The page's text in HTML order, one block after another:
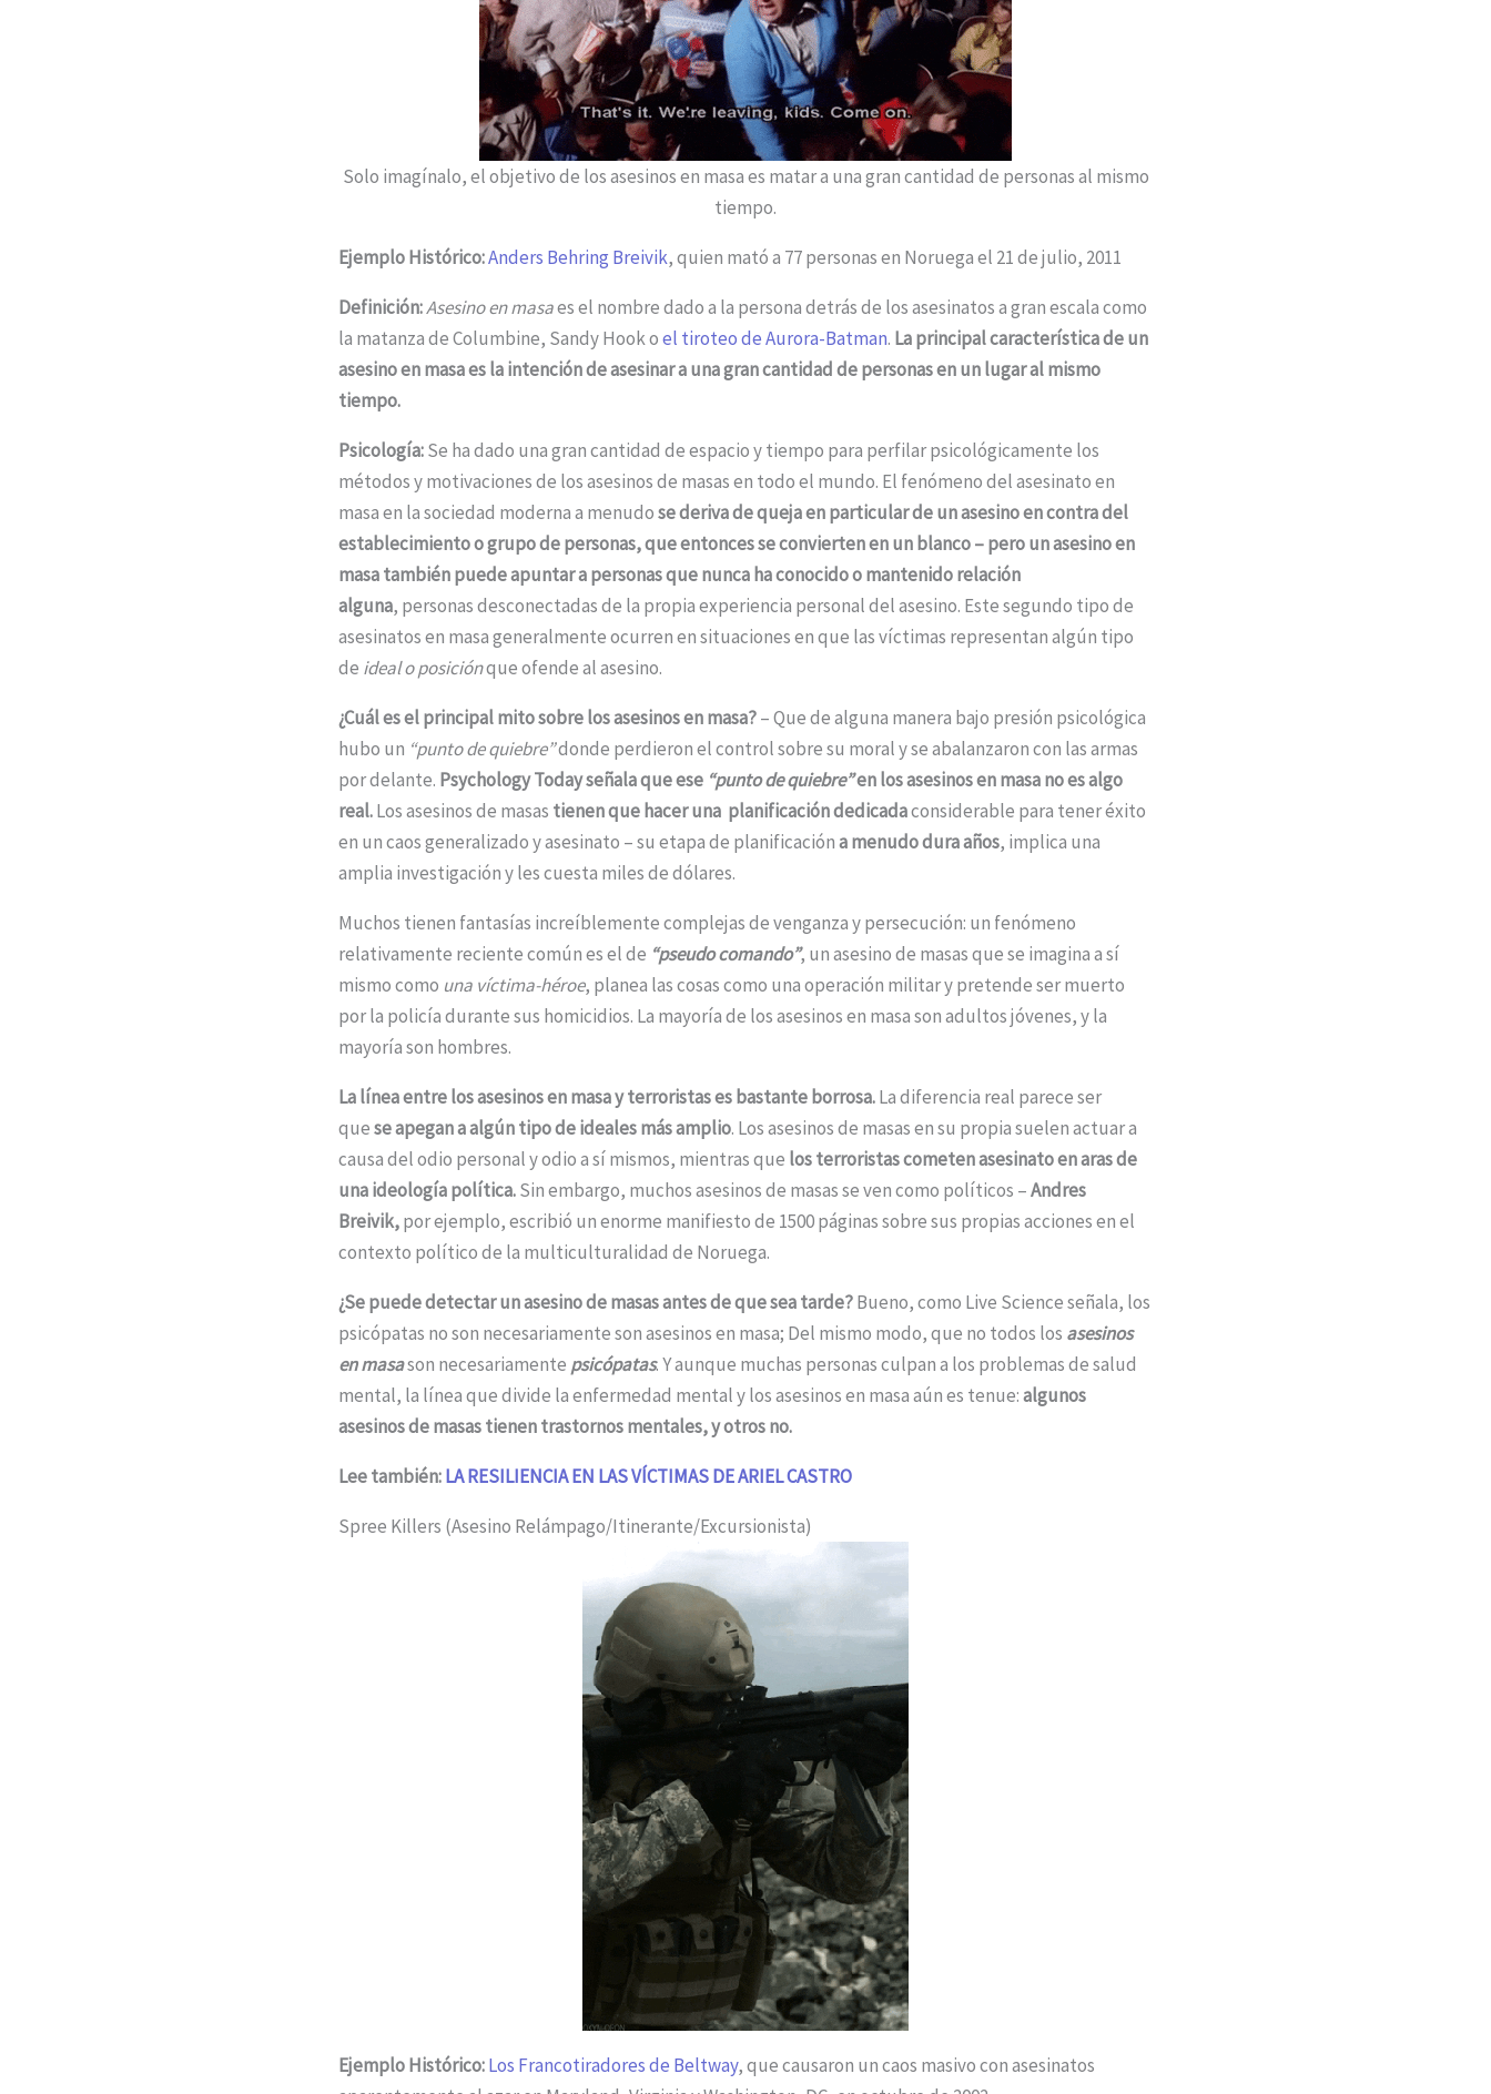
Solo imagínalo, el objetivo de los asesinos en masa es matar a una gran cantidad de personas al mismo
tiempo.
Ejemplo Histórico:Anders Behring Breivik, quien mató a 77 personas en Noruega el 21 de julio, 2011
Definición:Asesino en masaes el nombre dado a la persona detrás de los asesinatos a gran escala como
la matanza de Columbine, Sandy Hook oel tiroteo de Aurora-Batman. La principal característica de un
asesino en masa es la intención de asesinar a una gran cantidad de personas en un lugar al mismo
tiempo.
Psicología:Se ha dado una gran cantidad de espacio y tiempo para perfilar psicológicamente los
métodos y motivaciones de los asesinos de masas en todo el mundo. El fenómeno del asesinato en
masa en la sociedad moderna a menudose deriva de queja en particular de un asesino en contra del
establecimiento o grupo de personas, que entonces se convierten en un blanco – pero un asesino en
masa también puede apuntar a personas que nunca ha conocido o mantenido relación
alguna, personas desconectadas de la propia experiencia personal del asesino. Este segundo tipo de
asesinatos en masa generalmente ocurren en situaciones en que las víctimas representan algún tipo
de ideal o posiciónque ofende al asesino.
¿Cuál es el principal mito sobre los asesinos en masa?– Que de alguna manera bajo presión psicológica
hubo un “punto de quiebre”donde perdieron el control sobre su moral y se abalanzaron con las armas
por delante. Psychology Today señala que ese “punto de quiebre”en los asesinos en masa no es algo
real.Los asesinos de masas tienen que hacer una planificación dedicadaconsiderable para tener éxito
en un caos generalizado y asesinato – su etapa de planificacióna menudo dura años, implica una
amplia investigación y les cuesta miles de dólares.
Muchos tienen fantasías increíblemente complejas de venganza y persecución: un fenómeno
relativamente reciente común es el de “pseudo comando”, un asesino de masas que se imagina a sí
mismo como una víctima-héroe, planea las cosas como una operación militar y pretende ser muerto
por la policía durante sus homicidios. La mayoría de los asesinos en masa son adultos jóvenes, y la
mayoría son hombres.
La línea entre los asesinos en masa y terroristas es bastante borrosa.La diferencia real parece ser
quese apegan a algún tipo de ideales más amplio. Los asesinos de masas en su propia suelen actuar a
causa del odio personal y odio a sí mismos, mientras que los terroristas cometen asesinato en aras de
una ideología política.Sin embargo, muchos asesinos de masas se ven como políticos –Andres
Breivik,por ejemplo, escribió un enorme manifiesto de 1500 páginas sobre sus propias acciones en el
contexto político de la multiculturalidad de Noruega.
¿Se puede detectar un asesino de masas antes de que sea tarde?Bueno, como Live Science señala, los
psicópatas no son necesariamente son asesinos en masa; Del mismo modo, que no todos los asesinos
en masason necesariamente psicópatas. Y aunque muchas personas culpan a los problemas de salud
mental, la línea que divide la enfermedad mental y los asesinos en masa aún es tenue:algunos
asesinos de masas tienen trastornos mentales, y otros no.
Lee también:LA RESILIENCIA EN LAS VÍCTIMAS DE ARIEL CASTRO
Spree Killers (Asesino Relámpago/Itinerante/Excursionista)
Ejemplo Histórico:Los Francotiradores de Beltway, que causaron un caos masivo con asesinatos